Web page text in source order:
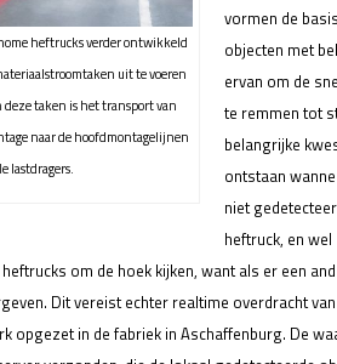
heftrucks verder ontwikkeld
uit te voeren
taken is het transport van
naar de hoofdmontagelijnen
lastdragers.
vormen de
objecten met
ervan om de
te remmen tot
belangrijke
ontstaan
niet
heftruck, en
om de hoek kijken, want als er een
Dit vereist echter realtime overdracht
opgezet in de fabriek in Aschaffenburg. De